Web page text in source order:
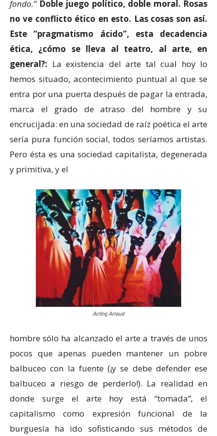
fondo.” Doble juego político, doble moral. Rosas
no ve conflicto ético en esto. Las cosas son así.
Este “pragmatismo ácido”, esta decadencia
ética, ¿cómo se lleva al teatro, al arte, en
general?: La existencia del arte tal cual hoy lo
hemos situado, acontecimiento puntual al que se
entra por una puerta después de pagar la entrada,
marca el grado de atraso del hombre y su
encrucijada: en una sociedad de raíz poética el arte
sería pura función social, todos seríamos artistas.
Pero ésta es una sociedad capitalista, degenerada
y primitiva, y el
Acting Artaud
hombre sólo ha alcanzado el arte a través de unos
pocos que apenas pueden mantener un pobre
balbuceo con la fuente (¡y se debe defender ese
balbuceo a riesgo de perderlo!). La realidad en
donde surge el arte hoy está “tomada”, el
capitalismo como expresión funcional de la
burguesía ha ido sofisticando sus métodos de